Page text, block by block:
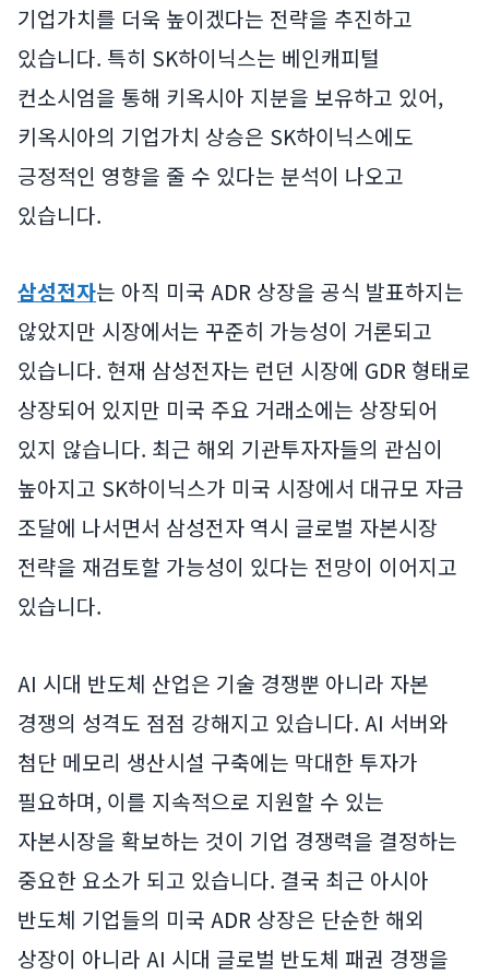
기업가치를 더욱 높이겠다는 전략을 추진하고
있습니다. 특히 SK하이닉스는 베인캐피털
컨소시엄을 통해 키옥시아 지분을 보유하고 있어,
키옥시아의 기업가치 상승은 SK하이닉스에도
긍정적인 영향을 줄 수 있다는 분석이 나오고
있습니다.
삼성전자는 아직 미국 ADR 상장을 공식 발표하지는
않았지만 시장에서는 꾸준히 가능성이 거론되고
있습니다. 현재 삼성전자는 런던 시장에 GDR 형태로
상장되어 있지만 미국 주요 거래소에는 상장되어
있지 않습니다. 최근 해외 기관투자자들의 관심이
높아지고 SK하이닉스가 미국 시장에서 대규모 자금
조달에 나서면서 삼성전자 역시 글로벌 자본시장
전략을 재검토할 가능성이 있다는 전망이 이어지고
있습니다.
AI 시대 반도체 산업은 기술 경쟁뿐 아니라 자본
경쟁의 성격도 점점 강해지고 있습니다. AI 서버와
첨단 메모리 생산시설 구축에는 막대한 투자가
필요하며, 이를 지속적으로 지원할 수 있는
자본시장을 확보하는 것이 기업 경쟁력을 결정하는
중요한 요소가 되고 있습니다. 결국 최근 아시아
반도체 기업들의 미국 ADR 상장은 단순한 해외
상장이 아니라 AI 시대 글로벌 반도체 패권 경쟁을